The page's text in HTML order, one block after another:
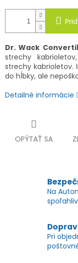
Dr. Wack
strechy
strechy kabrioletov.
do hĺbky, ale
Detailné informácie
OPÝTAŤ SA
Na
Pri